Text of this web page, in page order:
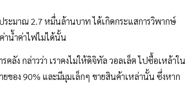
ระมาณ 2.7 หมื่นล้านบาท ได้เกิดกระแสการวิพากษ์
าน้ำค่าไฟไม่ได้นั้น
ลัง กล่าวว่า เราคงไม่ให้ดิจิทัล วอลเล็ต ไปซื้อเหล้าใน
ของ 90% และมีมุมเล็กๆ ขายสินค้าเหล่านั้น ซึ่งหาก